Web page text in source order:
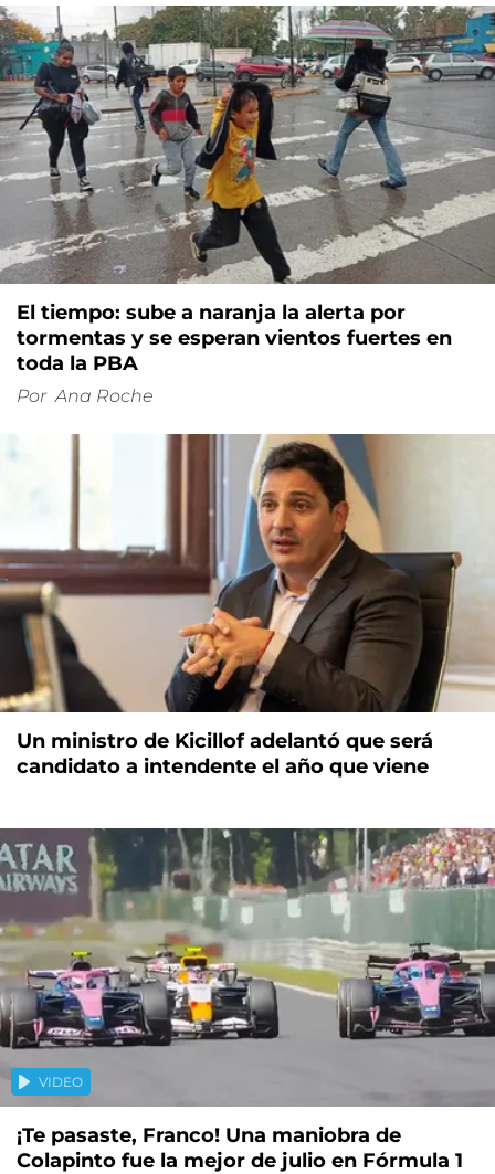
El tiempo: sube a naranja la alerta por
tormentas y se esperan vientos fuertes en
toda la PBA
Por Ana Roche
Un ministro de Kicillof adelantó que será
candidato a intendente el año que viene
VIDEO
¡Te pasaste, Franco! Una maniobra de
Colapinto fue la mejor de julio en Fórmula 1